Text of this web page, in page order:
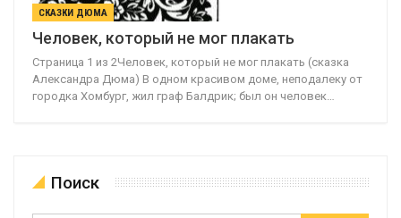
СКАЗКИ ДЮМА
Человек, который не мог плакать
Страница 1 из 2Человек, который не мог плакать (сказка
Александра Дюма) В одном красивом доме, неподалеку от
городка Хомбург, жил граф Балдрик; был он человек…
Поиск